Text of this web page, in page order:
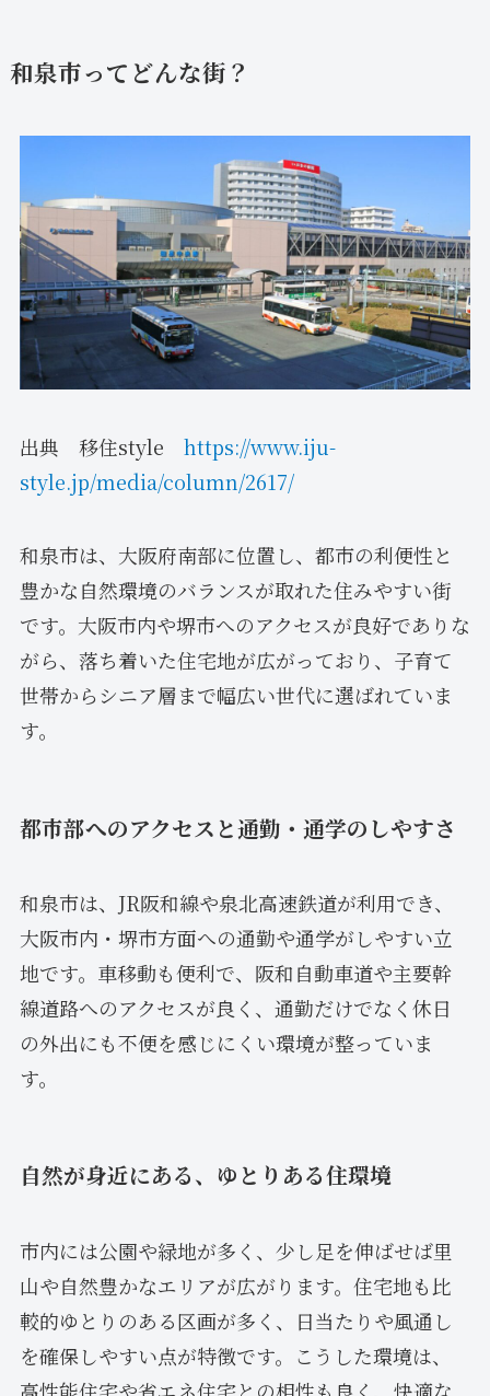
和泉市ってどんな街？
出典 移住style https://www.iju-
style.jp/media/column/2617/
和泉市は、大阪府南部に位置し、都市の利便性と
豊かな自然環境のバランスが取れた住みやすい街
です。大阪市内や堺市へのアクセスが良好でありな
がら、落ち着いた住宅地が広がっており、子育て
世帯からシニア層まで幅広い世代に選ばれていま
す。
都市部へのアクセスと通勤・通学のしやすさ
和泉市は、JR阪和線や泉北高速鉄道が利用でき、
大阪市内・堺市方面への通勤や通学がしやすい立
地です。車移動も便利で、阪和自動車道や主要幹
線道路へのアクセスが良く、通勤だけでなく休日
の外出にも不便を感じにくい環境が整っていま
す。
自然が身近にある、ゆとりある住環境
市内には公園や緑地が多く、少し足を伸ばせば里
山や自然豊かなエリアが広がります。住宅地も比
較的ゆとりのある区画が多く、日当たりや風通し
を確保しやすい点が特徴です。こうした環境は、
高性能住宅や省エネ住宅との相性も良く、快適な